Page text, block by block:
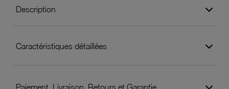
Description
Caractéristiques détaillées